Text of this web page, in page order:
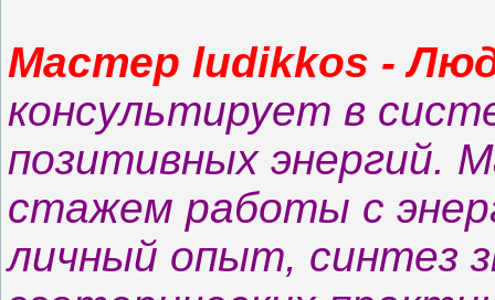
Мастер ludikkos -
консультирует в
позитивных энергий.
стажем работы с
личный опыт, синтез